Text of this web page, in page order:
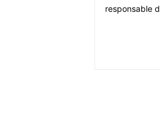
responsable